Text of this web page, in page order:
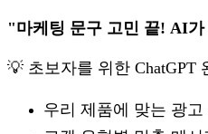
"마케팅 문구 고민 끝! AI
💡 초보자를 위한 ChatGPT
우리 제품에 맞는 광